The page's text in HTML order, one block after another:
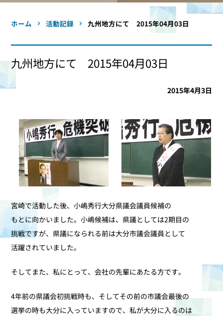
ホーム 活動記録 九州地方にて 2015年04月03日
九州地方にて 2015年04月03日
2015年4月3日
宮崎で活動した後、小嶋秀行大分県議会議員候補の
もとに向かいました。小嶋候補は、県議としては2期目の
挑戦ですが、県議になられる前は大分市議会議員として
活躍されていました。
そしてまた、私にとって、会社の先輩にあたる方です。
4年前の県議会初挑戦時も、そしてその前の市議会最後の
選挙の時も大分に入っていますので、私が大分に入るのは